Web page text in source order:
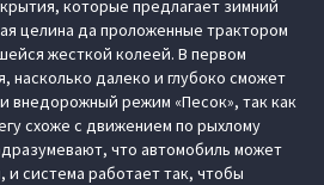
которые предлагает зимний
целина да проложенные трактором
жесткой колеей. В первом
насколько далеко и глубоко сможет
внедорожный режим «Песок», так как
схоже с движением по рыхлому
что автомобиль может
и система работает так, чтобы